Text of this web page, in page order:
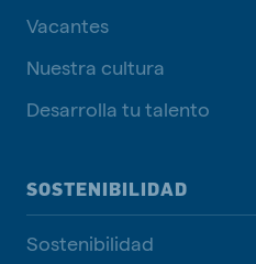
Vacantes
Nuestra cultura
Desarrolla tu talento
SOSTENIBILIDAD
Sostenibilidad